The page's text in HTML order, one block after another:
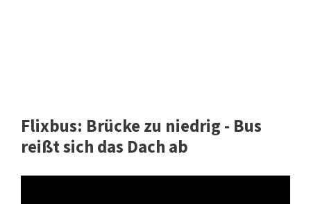
Flixbus: Brücke zu niedrig - Bus
reißt sich das Dach ab